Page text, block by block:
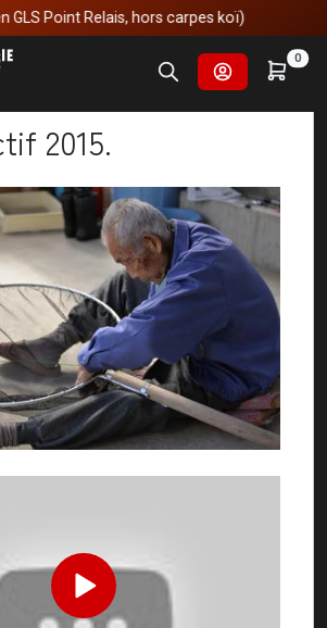
Relais, hors carpes koï)
0
au japon En collectif 2015.
2015.